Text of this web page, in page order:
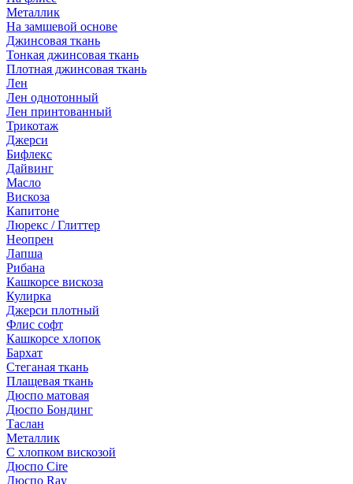
Металлик
На замшевой основе
Джинсовая ткань
Тонкая джинсовая ткань
Плотная джинсовая ткань
Лен
Лен однотонный
Лен принтованный
Трикотаж
Джерси
Бифлекс
Дайвинг
Масло
Вискоза
Капитоне
Люрекс / Глиттер
Неопрен
Лапша
Рибана
Кашкорсе вискоза
Кулирка
Джерси плотный
Флис софт
Кашкорсе хлопок
Бархат
Стеганая ткань
Плащевая ткань
Дюспо матовая
Дюспо Бондинг
Таслан
Металлик
С хлопком вискозой
Дюспо Cire
Дюспо Ray